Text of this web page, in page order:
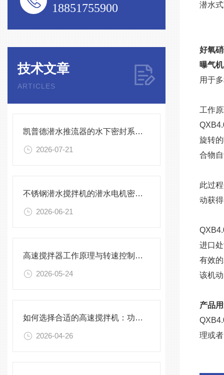
18851755900
技术文章
ARTICLES
凯普德潜水推流器的水下密封系统维护全流程指南说明
2026-07-21
不锈钢潜水搅拌机的潜水电机密封与泄漏保护
2026-06-21
高速搅拌器工作原理与转速控制技术分析
2026-05-24
如何选择合适的高速搅拌机：功率、转速、搅拌桨叶与物料适配性分析
2026-04-26
潜水
好氧
曝气机
用于
工作
旋转
合物
此过
动获
进口
有效
该机
产品
理或